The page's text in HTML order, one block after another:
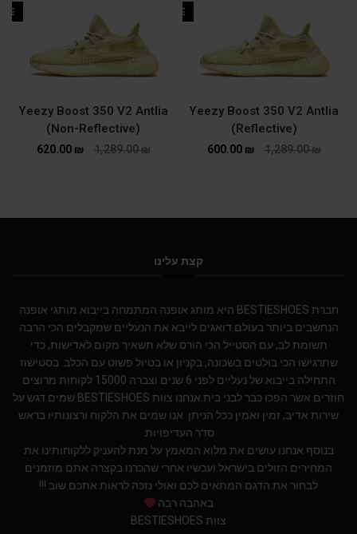
SALE
Yeezy Boost 350 V2 Antlia
(Reflective)
1,289.00₪
600.00 ₪
Yeezy Boost 350 V2 Antlia
(Non-Reflective)
1,289.00₪
620.00 ₪
קצת עלינו
חברת BESTIESHOES היא מותג אופנה המתמחה בייבוא מותגי אופנה
הנחשבים ביותר בעולם.דואגים לייבא את הנעליים שמקבלים הכי הרבה
תשומת לב, עם הסטייל הכי הורס שלא תשאיר מקום לאדישות, כדי
שתרגישו הכי בולטים בשכונה, בקניון או בטיול פשוט עם הכלב. בסטישוז
התחילה בייבוא של נעליים לפני 6 שנים וצברה 15000 לקוחות מרוצים
חוזרים אשר הפכו כבר לבני בית.אנחנו צוות BESTIESHOES שמים דגש על
שירות אדיב, זמין ואמין ככל הניתן. אנו שמים את הלקוח ורצונותיו בראש
סדר העדיפויות.
בנוסף אנחנו עושים את מלוא המאמץ על מנת להעניק ללקוחותינו את
המחירים הזולים בישראל.ועכשיו אחרי שהכרנו בקצרה אתם מוזמנים
לבחור את הדגם המתאים לכם ואולי נזכה לראות אתכם שוב !!!
באהבה רבה
צוות BESTIESHOES